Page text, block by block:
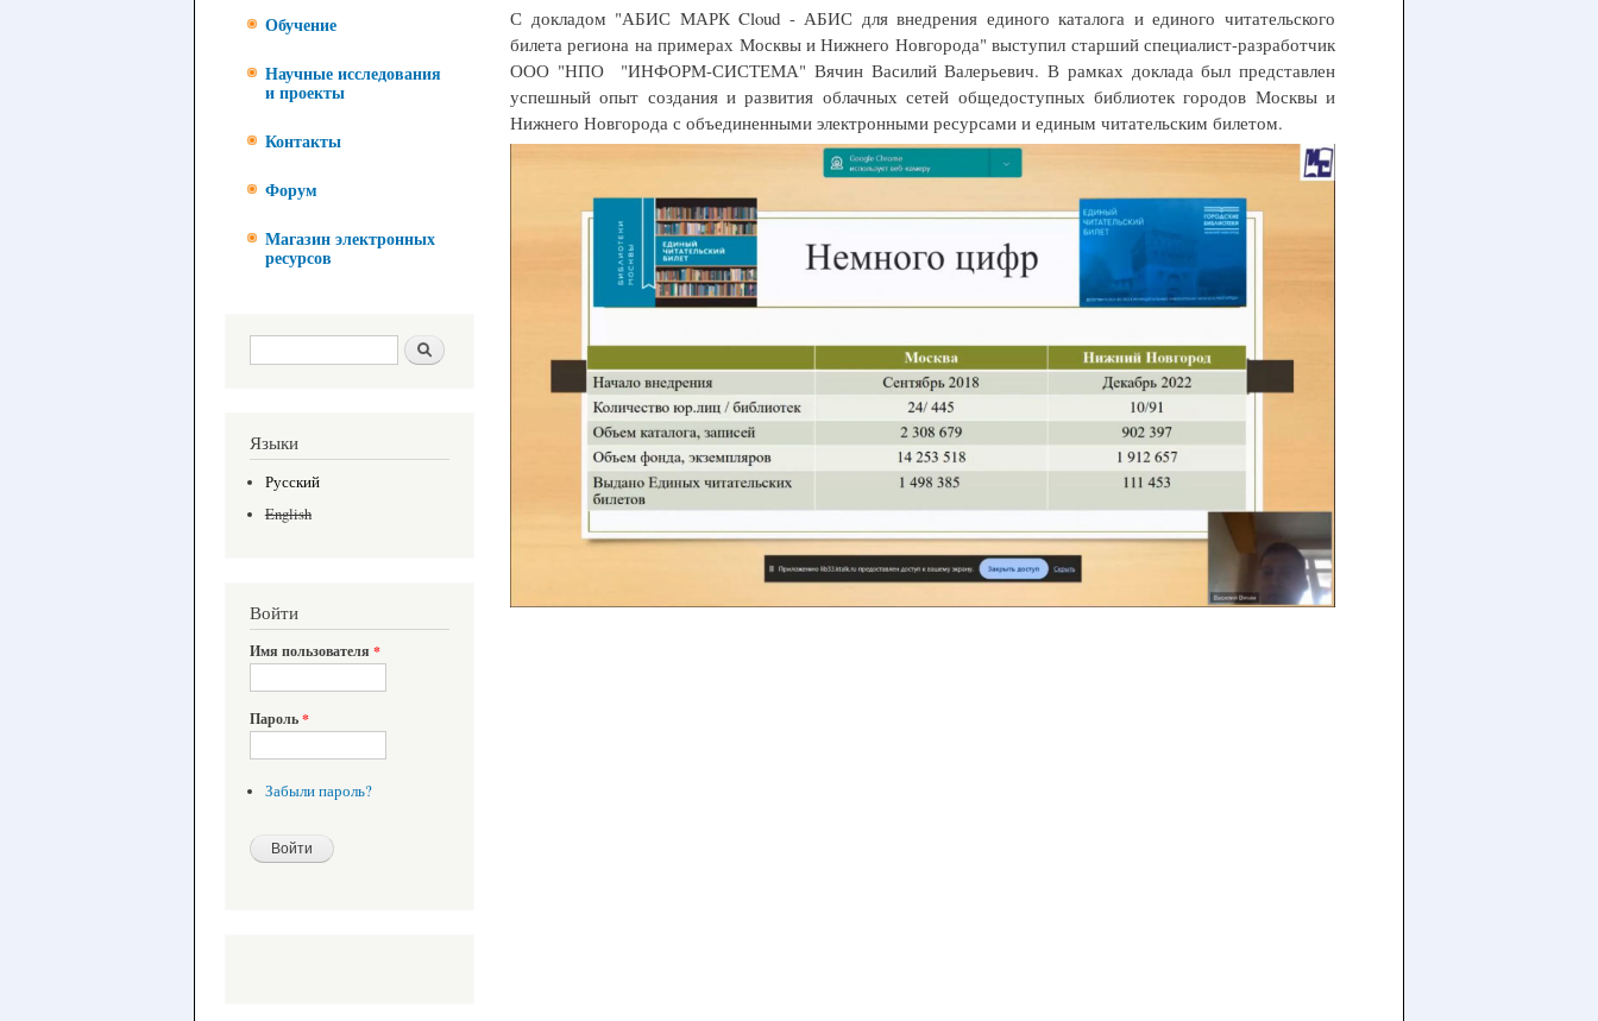
Обучение
Научные исследования
и проекты
Контакты
Форум
Магазин электронных
ресурсов
Форма поиска Поиск
Языки
Русский
English
Войти
Имя пользователя *
Пароль*
Забыли пароль?
С докладом "АБИС МАРК Cloud - АБИС для внедрения единого каталога и единого читательского
билета региона на примерах Москвы и Нижнего Новгорода" выступил старший специалист-разработчик
ООО "НПО "ИНФОРМ-СИСТЕМА" Вячин Василий Валерьевич. В рамках доклада был представлен
успешный опыт создания и развития облачных сетей общедоступных библиотек городов Москвы и
Нижнего Новгорода с объединенными электронными ресурсами и единым читательским билетом.